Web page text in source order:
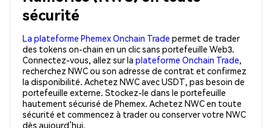
sécurité
La plateforme Phemex Onchain Trade permet de trader
des tokens on-chain en un clic sans portefeuille Web3.
Connectez-vous, allez sur la plateforme Onchain Trade,
recherchez NWC ou son adresse de contrat et confirmez
la disponibilité. Achetez NWC avec USDT, pas besoin de
portefeuille externe. Stockez-le dans le portefeuille
hautement sécurisé de Phemex. Achetez NWC en toute
sécurité et commencez à trader ou conserver votre NWC
dès aujourd’hui.